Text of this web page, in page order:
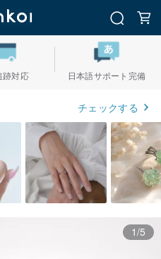
跡対応 日本語サポート完備
チェックする
1/5